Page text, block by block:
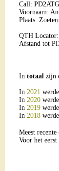
Call: PD2ATG
Voornaam:
Plaats:
QTH
Afstand tot
In totaal zijn
In 2021
In 2020
In 2019
In 2018
Meest
Voor het